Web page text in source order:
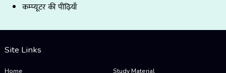
कम्प्यूटर की पीढ़ियाँ
Site Links
Home Study Material